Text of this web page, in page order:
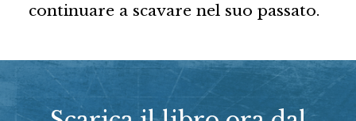
continuare a scavare nel suo passato.